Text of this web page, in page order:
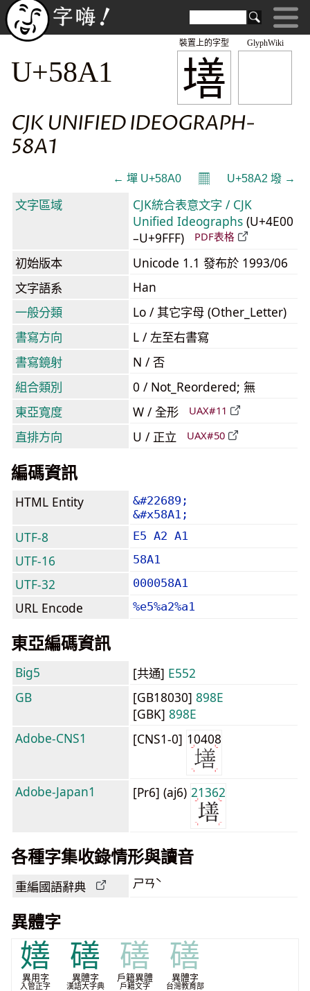
GlyphWiki
墡
裝置上的字型
U+58A1
CJK UNIFIED IDEOGRAPH-
58A1
← 墠 U+58A0 𝄜 U+58A2 墢 →
文字區域
CJK統合表意文字 / CJK
Unified Ideographs (U+4E00
–U+9FFF)
PDF表格
初始版本
Unicode 1.1 發布於 1993/06
文字語系
Han
一般分類
Lo / 其它字母 (Other_Letter)
書寫方向
L / 左至右書寫
書寫鏡射
N / 否
組合類別
0 / Not_Reordered; 無
東亞寬度
W / 全形 UAX#11
直排方向 U / 正立 UAX#50
編碼資訊
HTML Entity
&#22689;
&#x58A1;
UTF-8 E5 A2 A1
UTF-16 58A1
UTF-32 000058A1
URL Encode %e5%a2%a1
東亞編碼資訊
Big5 [共通] E552
GB
[GB18030] 898E
[GBK] 898E
Adobe-CNS1
[CNS1-0] 10408
Adobe-Japan1 [Pr6] (aj6) 21362
各種字集收錄情形與讀音
重編國語辭典 ㄕㄢˋ
異體字
嫸
異用字
入管正字
磰
異體字
漢語大字典
磰
戶籍異體
戶籍文字
磰
異體字
台灣教育部